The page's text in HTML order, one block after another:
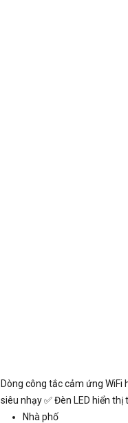
Dòng công tắc cảm ứng
siêu nhạy ✅ Đèn LED hiển
Nhà phố